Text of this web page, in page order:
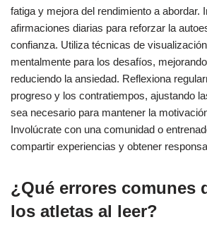
fatiga y mejora del rendimiento a abordar.
afirmaciones diarias para reforzar la
confianza. Utiliza técnicas de
mentalmente para los desafíos,
reduciendo la ansiedad. Reflexiona
progreso y los contratiempos, ajustando
sea necesario para mantener la
Involúcrate con una comunidad o
compartir experiencias y obtener
¿Qué errores comunes
los atletas al leer?